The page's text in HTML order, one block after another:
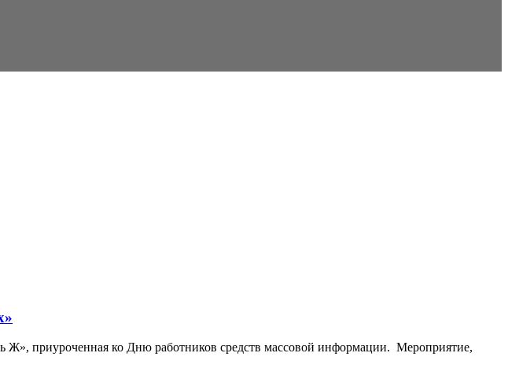
Ж», приуроченная ко Дню работников средств массовой информации. Мероприятие,